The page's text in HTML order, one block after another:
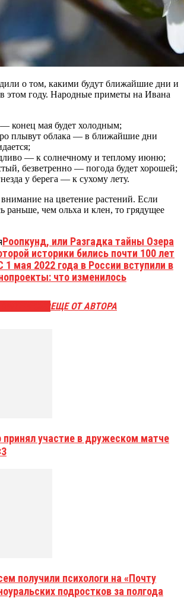
о том, какими будут ближайшие дни и
в этом году. Народные приметы на Ивана
конец мая будет холодным;
плывут облака ― в ближайшие дни
― к солнечному и теплому июню;
безветренно ― погода будет хорошей;
у берега ― к сухому лету.
на цветение растений. Если
раньше, чем ольха и клен, то грядущее
Роопкунд, или Разгадка тайны Озера
историки бились почти 100 лет
1 мая 2022 года в России вступили в
что изменилось
ЕЩЕ ОТ АВТОРА
принял участие в дружеском матче
получили психологи на «Почту
подростков за полгода